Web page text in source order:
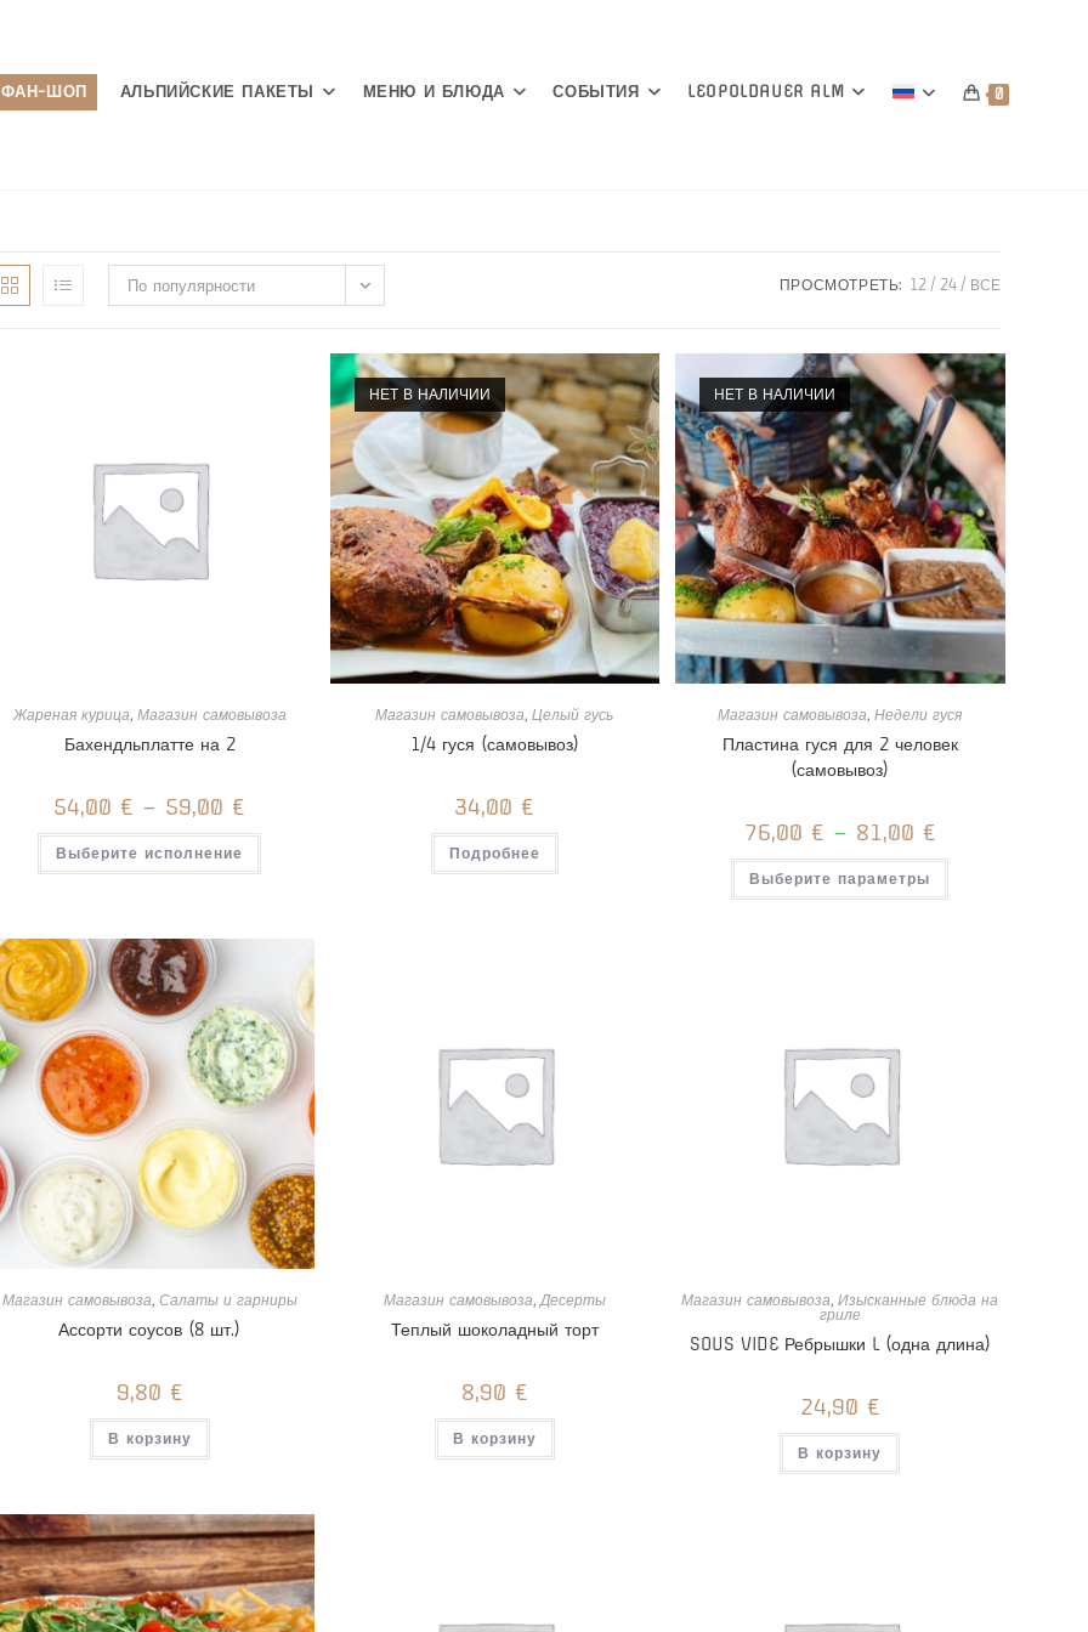
ФАН-ШОП АЛЬПИЙСКИЕ ПАКЕТЫ МЕНЮ И БЛЮДА СОБЫТИЯ LEOPOLDAUER ALM 0
По популярности ПРОСМОТРЕТЬ: 12 24 ВСЕ
Жареная курица, Магазин самовывоза
Бахендльплатте на 2
54,00 € – 59,00 €
Выберите исполнение
Этот
имеет
выбрать
странице
товара.
НЕТ В НАЛИЧИИ
Магазин самовывоза,Целый гусь
1/4 гуся (самовывоз)
34,00 €
Подробнее
НЕТ В НАЛИЧИИ
Магазин самовывоза,Недели гуся
Пластина гуся для 2 человек
(самовывоз)
76,00 € – 81,00 €
Выберите параметры
Этот
имеет
Магазин самовывоза, Салаты и гарниры
Ассорти соусов (8 шт.)
9,80 €
В корзину
Магазин самовывоза,Десерты
Теплый шоколадный торт
8,90 €
В корзину
Магазин самовывоза,Изысканные блюда на
гриле
SOUS VIDE Ребрышки L (одна длина)
24,90 €
В корзину